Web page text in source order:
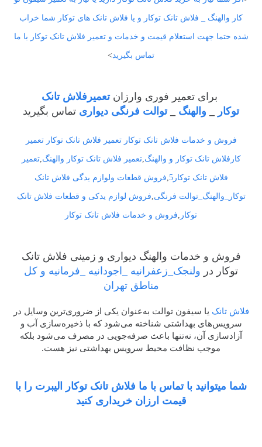
کار والهنگ _ فلاش تانک توکار و یا فلاش تانک های توکار شما خراب
شده حتما جهت استعلام قیمت و خدمات و تعمیر فلاش تانک توکار با ما
تماس بگیرید>
برای تعمیر فوری وارزانتعمیر فلاش تانک
توکار
والهنگ _توالت فرنگی دیواری تماس بگیرید
فروش و خدمات فلاش تانک توکارتعمیر فلاش تانک توکار تعمیر
کارفلاش تانک توکار و والهنگ,تعمیر فلاش تانک توکار والهنگ,تعمیر
فلاش تانک توکار5 ,فروش قطعات ولوازم یدگی فلاش تانک
توکار_والهنگ_توالت فرنگی,فروش لوازم یدکی و قطعات فلاش تانک
توکار ,فروش و خدمات فلاش تانک توکار
فروش و خدمات والهنگ دیواری و زمینی فلاش تانک
توکار در ولنجک_زعفرانیه _اجودانیه _فرمانیه و کل
مناطق تهران
فلاش تانک یا سیفون توالت به‌عنوان یکی از ضروری‌ترین وسایل در
سرویس‌های بهداشتی شناخته می‌شود که با ذخیره‌سازی آب و
آزادسازی آن، نه‌تنها باعث صرفه‌جویی در مصرف می‌شود بلکه
موجب نظافت محیط سرویس بهداشتی نیز هست.
شما میتوانید با تماس با ما فلاش تانک توکار الیبرت را با
قیمت ارزان خریداری کنید